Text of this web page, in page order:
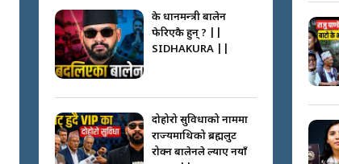
के प्रधानमन्त्री बालेन
फेरिएकै हुन् ? ||
SIDHAKURA ||
दोहोरो सुविधाको नाममा
राज्यमाथिको ब्रह्मलुट
रोक्न बालेनले ल्याए नयाँ